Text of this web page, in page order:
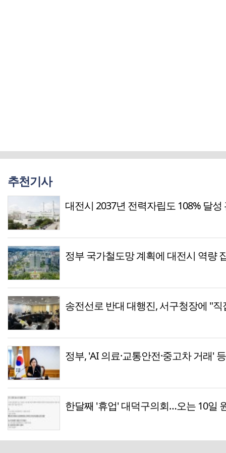
추천기사
대전시 2037년 전력자립도 108% 달
정부 국가철도망 계획에 대전시 역량
송전선로 반대 대행진, 서구청장에 "
정부, 'AI 의료·교통안전·중고차 거래'
한달째 '휴업' 대덕구의회…오는 10일